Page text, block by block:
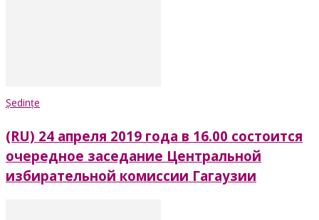
Ședințe
(RU) 24 апреля 2019 года в 16.00 состоится
очередное заседание Центральной
избирательной комиссии Гагаузии